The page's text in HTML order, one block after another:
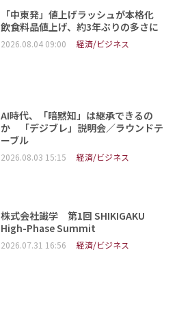
「中東発」値上げラッシュが本格化
飲食料品値上げ、約3年ぶりの多さに
2026.08.04 09:00 経済/ビジネス
AI時代、「暗黙知」は継承できるの
か 「デジブレ」説明会／ラウンドテ
ーブル
2026.08.03 15:15 経済/ビジネス
株式会社識学 第1回 SHIKIGAKU
High-Phase Summit
2026.07.31 16:56 経済/ビジネス